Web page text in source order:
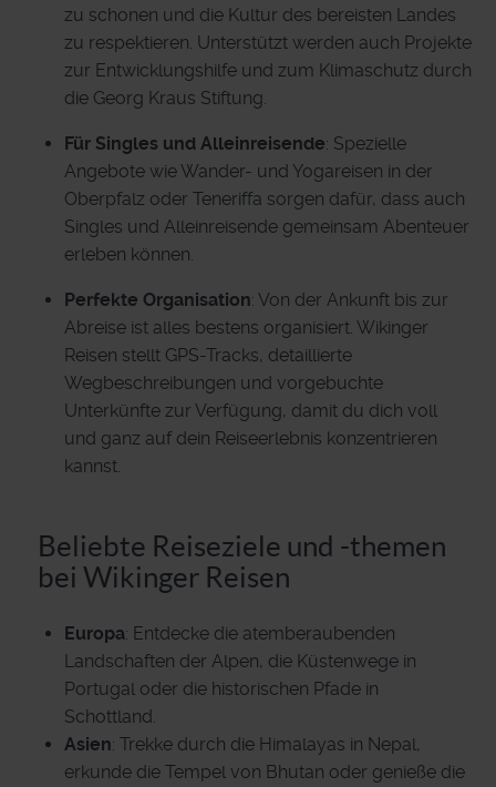
zu schonen und die Kultur des bereisten Landes
zu respektieren. Unterstützt werden auch Projekte
zur Entwicklungshilfe und zum Klimaschutz durch
die Georg Kraus Stiftung.
Für Singles und Alleinreisende: Spezielle
Angebote wie Wander- und Yogareisen in der
Oberpfalz oder Teneriffa sorgen dafür, dass auch
Singles und Alleinreisende gemeinsam Abenteuer
erleben können.
Perfekte Organisation: Von der Ankunft bis zur
Abreise ist alles bestens organisiert. Wikinger
Reisen stellt GPS-Tracks, detaillierte
Wegbeschreibungen und vorgebuchte
Unterkünfte zur Verfügung, damit du dich voll
und ganz auf dein Reiseerlebnis konzentrieren
kannst.
Beliebte Reiseziele und -themen
bei Wikinger Reisen
Europa: Entdecke die atemberaubenden
Landschaften der Alpen, die Küstenwege in
Portugal oder die historischen Pfade in
Schottland.
Asien: Trekke durch die Himalayas in Nepal,
erkunde die Tempel von Bhutan oder genieße die